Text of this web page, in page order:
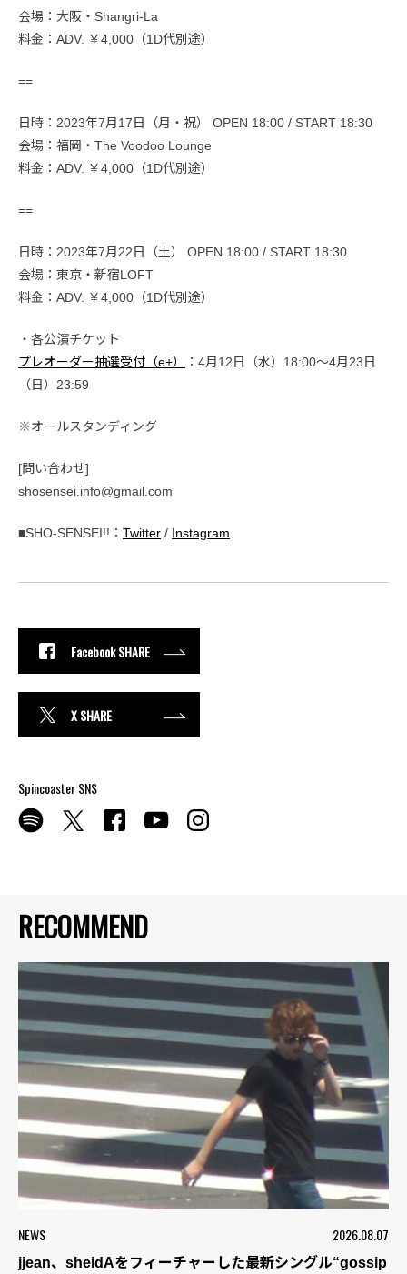
RECOMMEND
NEWS 2026.08.07
jjean、sheidAをフィーチャーした最新シングル“gossip
会場：大阪・Shangri-La
料金：ADV. ￥4,000（1D代別途）
==
日時：2023年7月17日（月・祝） OPEN 18:00 / START 18:30
会場：福岡・The Voodoo Lounge
料金：ADV. ￥4,000（1D代別途）
==
日時：2023年7月22日（土） OPEN 18:00 / START 18:30
会場：東京・新宿LOFT
料金：ADV. ￥4,000（1D代別途）
・各公演チケット
プレオーダー抽選受付（e+）
：4月12日（水）18:00〜4月23日
（日）23:59
※オールスタンディング
[問い合わせ]
shosensei.info@gmail.com
■SHO-SENSEI!!： Twitter / Instagram
Facebook SHARE
X SHARE
Spincoaster SNS